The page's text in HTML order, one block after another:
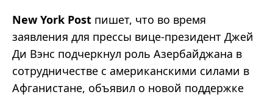
New York Post пишет, что во время
заявления для прессы вице-президент Джей
Ди Вэнс подчеркнул роль Азербайджана в
сотрудничестве с американскими силами в
Афганистане, объявил о новой поддержке